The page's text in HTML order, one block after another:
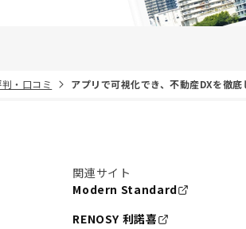
・口コミ アプリで可視化でき、不動産DXを徹
関連サイト
Modern Standard
RENOSY 利諾喜